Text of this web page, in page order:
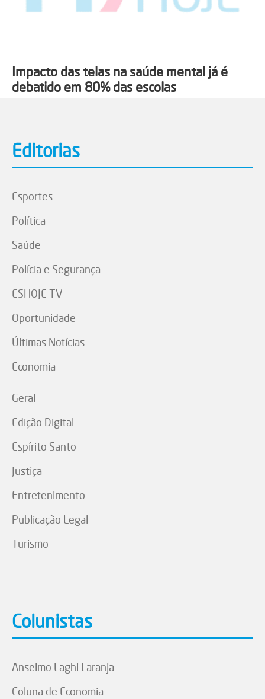
Impacto das telas na saúde mental já é
debatido em 80% das escolas
Editorias
Esportes
Política
Saúde
Polícia e Segurança
ESHOJE TV
Oportunidade
Últimas Notícias
Economia
Geral
Edição Digital
Espírito Santo
Justiça
Entretenimento
Publicação Legal
Turismo
Colunistas
Anselmo Laghi Laranja
Coluna de Economia